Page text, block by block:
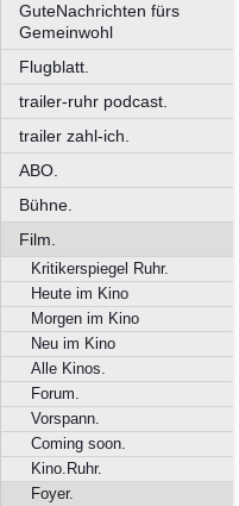
GuteNachrichten fürs
Gemeinwohl
Flugblatt.
trailer-ruhr podcast.
trailer zahl-ich.
ABO.
Bühne.
Film.
Kritikerspiegel Ruhr.
Heute im Kino
Morgen im Kino
Neu im Kino
Alle Kinos.
Forum.
Vorspann.
Coming soon.
Kino.Ruhr.
Foyer.